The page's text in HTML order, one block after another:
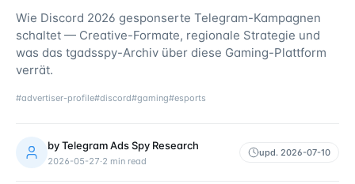
Wie Discord 2026 gesponserte Telegram-Kampagnen
schaltet — Creative-Formate, regionale Strategie und
was das tgadsspy-Archiv über diese Gaming-Plattform
verrät.
#advertiser-profile#discord#gaming#esports
byTelegram Ads Spy Research
2026-05-27·2 min read
upd. 2026-07-10